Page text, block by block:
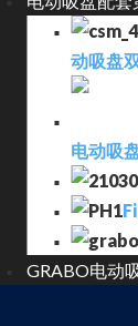
动吸盘
电动吸
GRABO电动